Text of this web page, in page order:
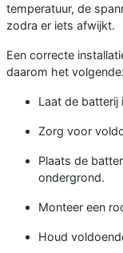
temperatuur, de
zodra er iets afwijkt.
Een correcte
daarom het volgende:
Laat de batterij
Zorg voor
Plaats de
ondergrond.
Monteer een
Houd